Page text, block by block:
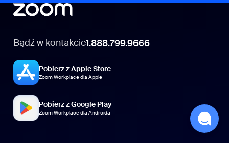
Bądź w kontakcie1.888.799.9666
Pobierz z Apple Store
Zoom Workplace dla Apple
Pobierz z Google Play
Zoom Workplace dla Androida